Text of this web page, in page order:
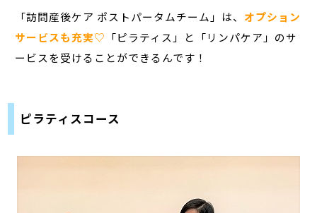
「訪問産後ケア ポストパータムチーム」は、 オプション
サービスも充実♡ 「ピラティス」と「リンパケア」のサ
ービスを受けることができるんです！
ピラティスコース